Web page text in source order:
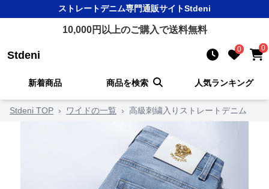
ストレートデニム専門通販サイトStdeni
10,000円以上のご購入で送料無料
Stdeni 0 0
新着商品 商品を検索 人気ランキング
Stdeni TOP › ワイドの一覧 › 高級刺繍入りストレートデニム